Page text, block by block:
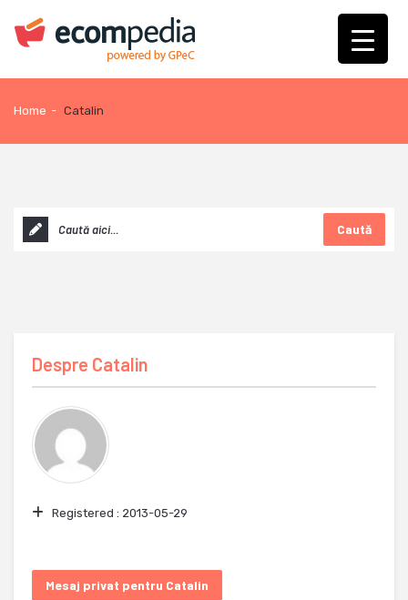
Home - Catalin
Caută
Despre Catalin
Registered : 2013-05-29
Mesaj privat pentru Catalin